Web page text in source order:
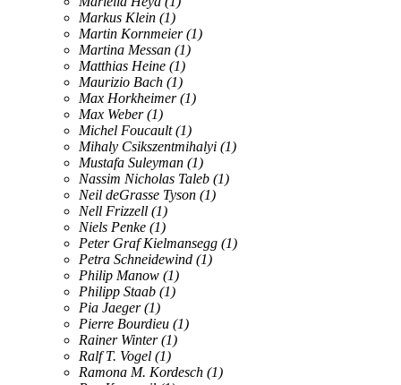
Markus Klein (1)
Martin Kornmeier (1)
Martina Messan (1)
Matthias Heine (1)
Maurizio Bach (1)
Max Horkheimer (1)
Max Weber (1)
Michel Foucault (1)
Mihaly Csikszentmihalyi (1)
Mustafa Suleyman (1)
Nassim Nicholas Taleb (1)
Neil deGrasse Tyson (1)
Nell Frizzell (1)
Niels Penke (1)
Peter Graf Kielmansegg (1)
Petra Schneidewind (1)
Philip Manow (1)
Philipp Staab (1)
Pia Jaeger (1)
Pierre Bourdieu (1)
Rainer Winter (1)
Ralf T. Vogel (1)
Ramona M. Kordesch (1)